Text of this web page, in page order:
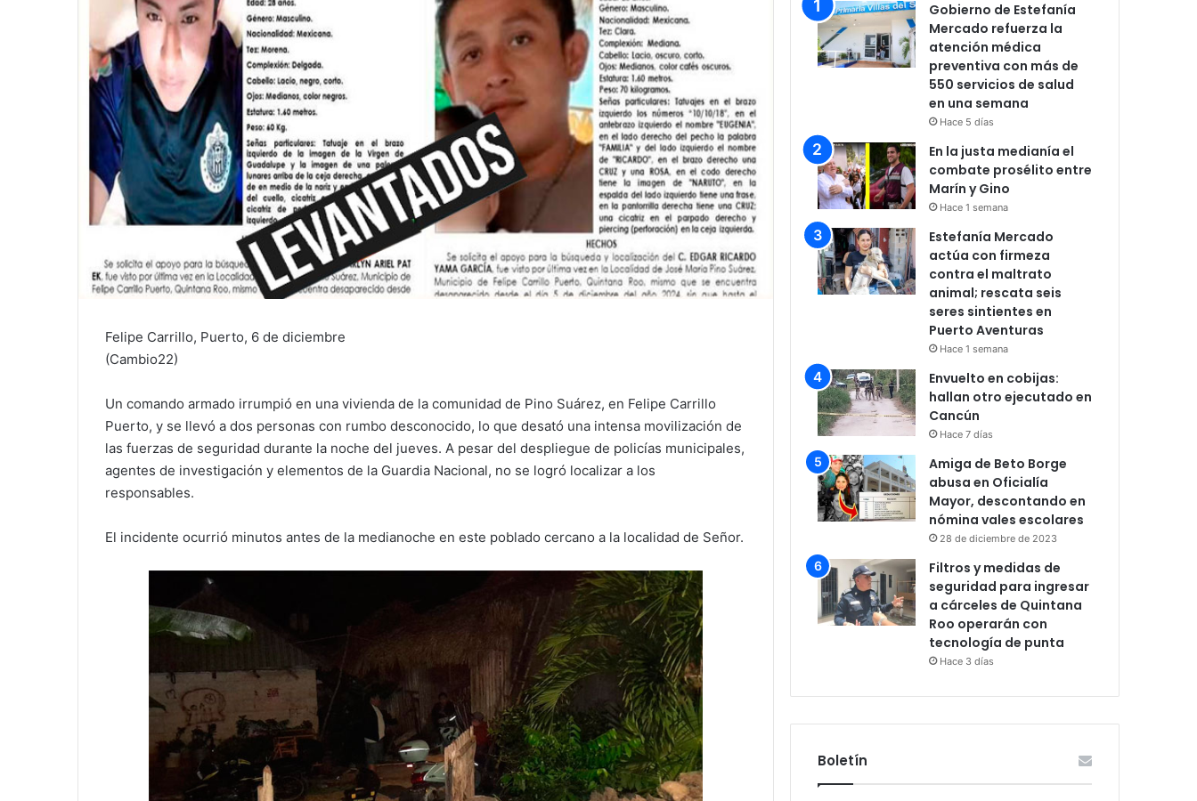
Felipe Carrillo, Puerto, 6 de diciembre
(Cambio22)
Un comando armado irrumpió en una vivienda de la comunidad de Pino Suárez, en Felipe Carrillo
Puerto, y se llevó a dos personas con rumbo desconocido, lo que desató una intensa movilización de
las fuerzas de seguridad durante la noche del jueves. A pesar del despliegue de policías municipales,
agentes de investigación y elementos de la Guardia Nacional, no se logró localizar a los
responsables.
El incidente ocurrió minutos antes de la medianoche en este poblado cercano a la localidad de Señor.
Gobierno de Estefanía
Mercado refuerza la
atención médica
preventiva con más de
550 servicios de salud
en una semana
Hace 5 días
En la justa medianía el
combate prosélito entre
Marín y Gino
Hace 1 semana
Estefanía Mercado
actúa con firmeza
contra el maltrato
animal; rescata seis
seres sintientes en
Puerto Aventuras
Hace 1 semana
Envuelto en cobijas:
hallan otro ejecutado en
Cancún
Hace 7 días
Amiga de Beto Borge
abusa en Oficialía
Mayor, descontando en
nómina vales escolares
28 de diciembre de 2023
Filtros y medidas de
seguridad para ingresar
a cárceles de Quintana
Roo operarán con
tecnología de punta
Hace 3 días
Boletín